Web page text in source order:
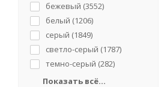
бежевый (3552)
белый (1206)
серый (1849)
светло-серый (1787)
темно-серый (282)
Показать всё...